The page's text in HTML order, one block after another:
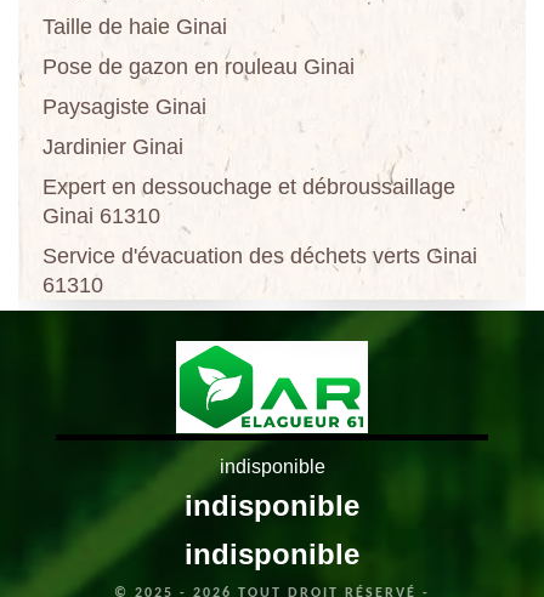
Taille de haie Ginai
Pose de gazon en rouleau Ginai
Paysagiste Ginai
Jardinier Ginai
Expert en dessouchage et débroussaillage
Ginai 61310
Service d'évacuation des déchets verts Ginai
61310
indisponible
indisponible
indisponible
© 2025 - 2026 TOUT DROIT RÉSERVÉ -